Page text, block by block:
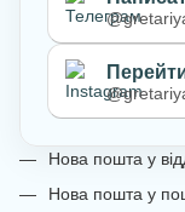
Нова пошта у
Нова пошта у